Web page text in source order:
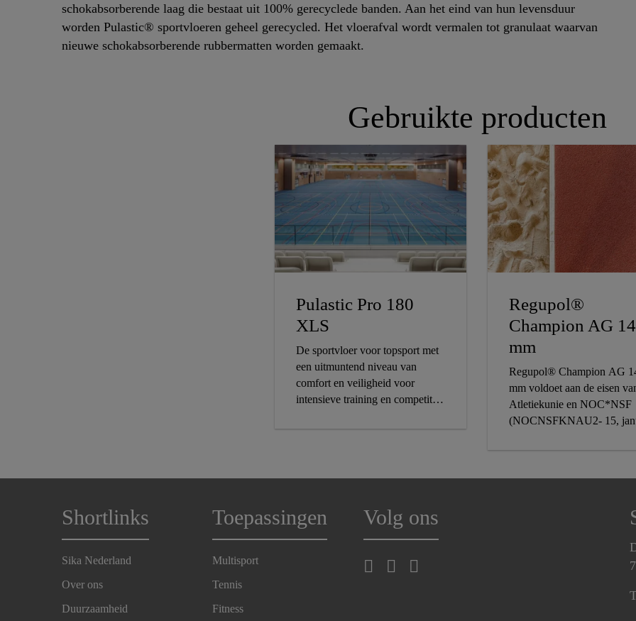
schokabsorberende laag die bestaat uit 100% gerecyclede banden. Aan het eind van hun levensduur
worden Pulastic® sportvloeren geheel gerecycled. Het vloerafval wordt vermalen tot granulaat waarvan
nieuwe schokabsorberende rubbermatten worden gemaakt.
Gebruikte producten
Pulastic Pro 180
XLS
De sportvloer voor topsport met
een uitmuntend niveau van
comfort en veiligheid voor
intensieve training en competitie
uitmuntende weerstand tegen
Regupol®
Champion AG 14
mm
Regupol® Champion AG
mm voldoet aan de eisen
Atletiekunie en NOC*NSF
(NOCNSFKNAU2- 15,
15.b, oktober 2013)
Shortlinks
Sika Nederland
Over ons
Duurzaamheid
Toepassingen
Multisport
Tennis
Fitness
Volg ons